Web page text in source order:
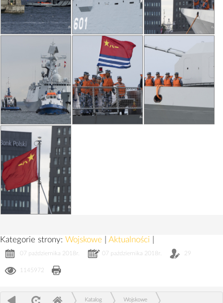
Kategorie strony: Wojskowe Aktualności
07 października 2018r. 07 października 2018r. 29
1145972
Katalog Wojskowe